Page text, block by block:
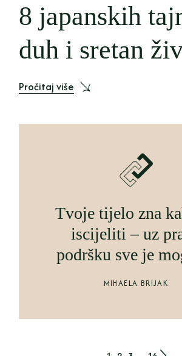
8 japanskih
duh i sretan
Pročitaj više
Tvoje tijelo zna
iscijeliti – uz
podršku sve je
MIHAELA BRIJAK